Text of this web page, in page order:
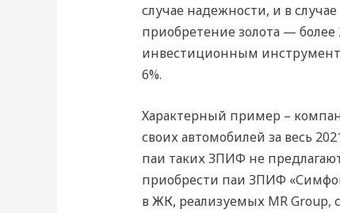
случае надежности, и в
приобретение золота —
инвестиционным
6%.
Характерный пример –
своих автомобилей за весь
паи таких ЗПИФ не
приобрести паи ЗПИФ
в ЖК, реализуемых MR Group,